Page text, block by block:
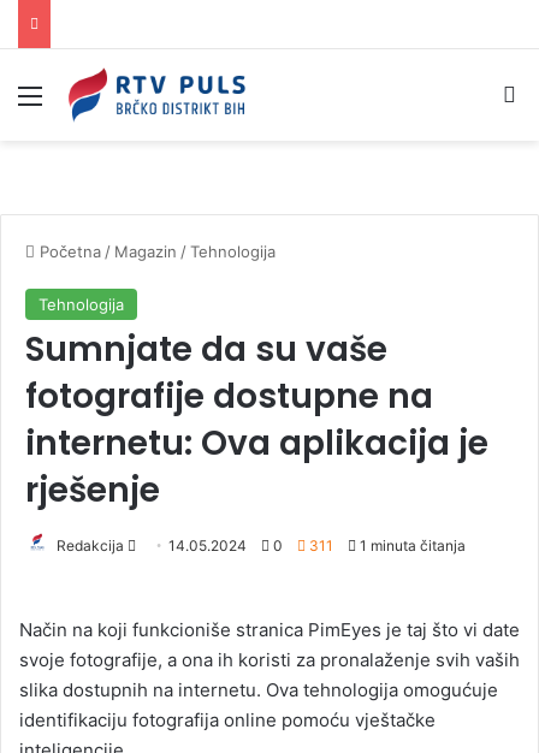
Izbornik
Početna / Magazin /Tehnologija
Tehnologija
Sumnjate da su vaše
fotografije dostupne na
internetu: Ova aplikacija je
rješenje
Redakcija
d
a
n
e
14.05.2024 0 311 1 minuta čitanja
Način na koji funkcioniše stranica PimEyes je taj što vi date
svoje fotografije, a ona ih koristi za pronalaženje svih vaših
slika dostupnih na internetu. Ova tehnologija omogućuje
identifikaciju fotografija online pomoću vještačke